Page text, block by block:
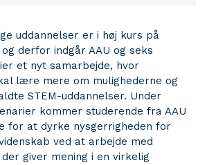
uddannelser er i høj kurs på
derfor indgår AAU og seks
et nyt samarbejde, hvor
lære mere om mulighederne og
STEM-uddannelser. Under
kommer studerende fra AAU
for at dyrke nysgerrigheden for
ved at arbejde med
giver mening i en virkelig